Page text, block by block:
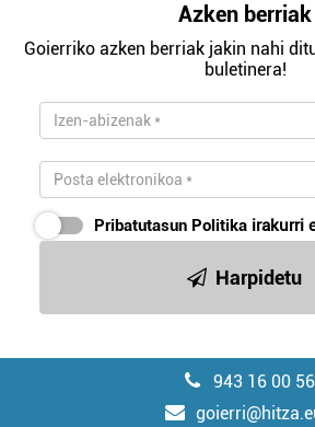
Azken berriak
Goierriko azken berriak jakin nahi
buletinera!
Pribatutasun Politika irakurri
Harpidetu
943 16 00 56